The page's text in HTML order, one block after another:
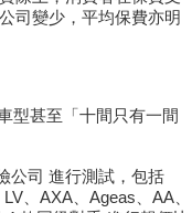
司變少，平均保費亦明
型甚至「十間只有一間
公司 進行測試，包括
、AXA、Ageas、AA、